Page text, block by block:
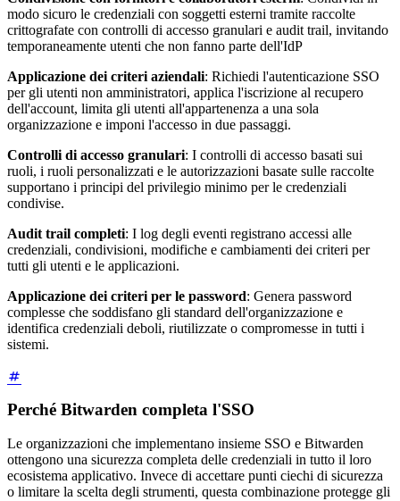
modo sicuro le credenziali con soggetti esterni tramite raccolte
crittografate con controlli di accesso granulari e audit trail, invitando
temporaneamente utenti che non fanno parte dell'IdP
Applicazione dei criteri aziendali: Richiedi l'autenticazione SSO
per gli utenti non amministratori, applica l'iscrizione al recupero
dell'account, limita gli utenti all'appartenenza a una sola
organizzazione e imponi l'accesso in due passaggi.
Controlli di accesso granulari: I controlli di accesso basati sui
ruoli, i ruoli personalizzati e le autorizzazioni basate sulle raccolte
supportano i principi del privilegio minimo per le credenziali
condivise.
Audit trail completi: I log degli eventi registrano accessi alle
credenziali, condivisioni, modifiche e cambiamenti dei criteri per
tutti gli utenti e le applicazioni.
Applicazione dei criteri per le password: Genera password
complesse che soddisfano gli standard dell'organizzazione e
identifica credenziali deboli, riutilizzate o compromesse in tutti i
sistemi.
Perché Bitwarden completa l'SSO
Le organizzazioni che implementano insieme SSO e Bitwarden
ottengono una sicurezza completa delle credenziali in tutto il loro
ecosistema applicativo. Invece di accettare punti ciechi di sicurezza
o limitare la scelta degli strumenti, questa combinazione protegge gli